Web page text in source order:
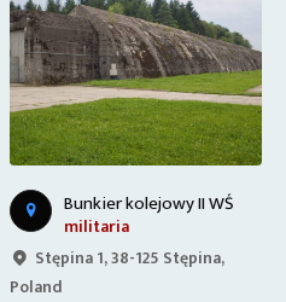
Bunkier kolejowy II WŚ
militaria
Stępina 1, 38-125 Stępina,
Poland